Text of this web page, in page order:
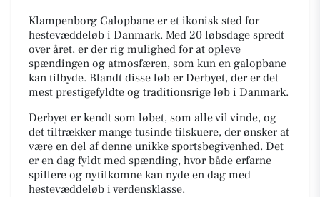
Klampenborg Galopbane er et ikonisk sted for
hestevæddeløb i Danmark. Med 20 løbsdage spredt
over året, er der rig mulighed for at opleve
spændingen og atmosfæren, som kun en galopbane
kan tilbyde. Blandt disse løb er Derbyet, der er det
mest prestigefyldte og traditionsrige løb i Danmark.
Derbyet er kendt som løbet, som alle vil vinde, og
det tiltrækker mange tusinde tilskuere, der ønsker at
være en del af denne unikke sportsbegivenhed. Det
er en dag fyldt med spænding, hvor både erfarne
spillere og nytilkomne kan nyde en dag med
hestevæddeløb i verdensklasse.